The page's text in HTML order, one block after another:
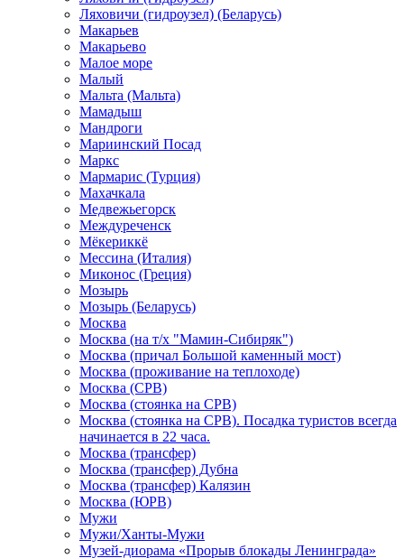
Ляховичи (гидроузел) (Беларусь)
Макарьев
Макарьево
Малое море
Малый
Мальта (Мальта)
Мамадыш
Мандроги
Мариинский Посад
Маркс
Мармарис (Турция)
Махачкала
Медвежьегорск
Междуреченск
Мёкериккё
Мессина (Италия)
Миконос (Греция)
Мозырь
Мозырь (Беларусь)
Москва
Москва (на т/х "Мамин-Сибиряк")
Москва (причал Большой каменный мост)
Москва (проживание на теплоходе)
Москва (СРВ)
Москва (стоянка на СРВ)
Москва (стоянка на СРВ). Посадка туристов всегда
начинается в 22 часа.
Москва (трансфер)
Москва (трансфер) Дубна
Москва (трансфер) Калязин
Москва (ЮРВ)
Мужи
Мужи/Ханты-Мужи
Музей-диорама «Прорыв блокады Ленинграда»